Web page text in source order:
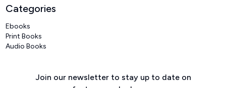
Categories
Ebooks
Print Books
Audio Books
Join our newsletter to stay up to date on